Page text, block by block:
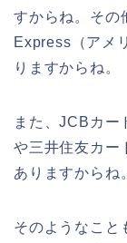
すからね。その
Express（アメ
りますからね。
また、JCBカー
や三井住友カー
ありますからね。
そのようなこと